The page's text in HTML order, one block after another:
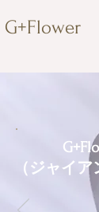
G+Flower
（ジャイ